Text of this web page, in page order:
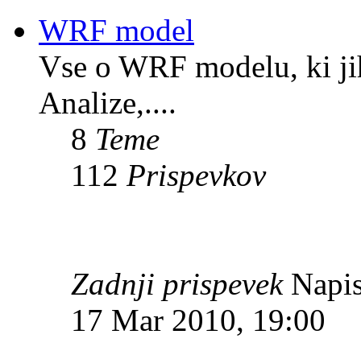
WRF model
Vse o WRF modelu, ki
Analize,....
8 Teme
112 Prispevkov
Zadnji prispevek
17 Mar 2010, 19:00